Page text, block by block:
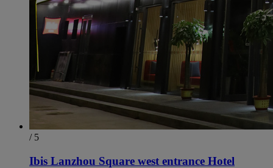
/ 5
Ibis Lanzhou Square west entrance Hotel